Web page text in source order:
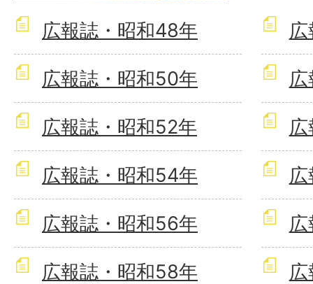
広報誌・昭和48年
広報誌・昭和50年
広報誌・昭和52年
広報誌・昭和54年
広報誌・昭和56年
広報誌・昭和58年